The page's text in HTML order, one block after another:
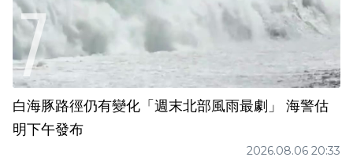
白海豚路徑仍有變化「週末北部風雨最劇」 海警估
明下午發布
2026.08.06 20:33